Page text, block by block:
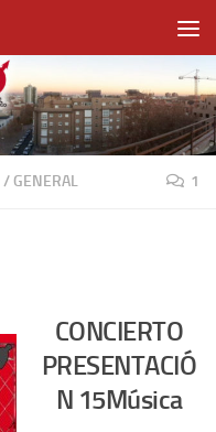
/ GENERAL 1
CONCIERTO
PRESENTACIÓ
N 15Música